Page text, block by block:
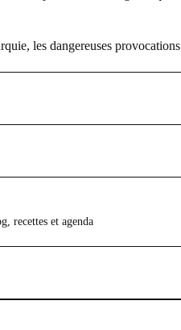
les dangereuses provocations
recettes et agenda